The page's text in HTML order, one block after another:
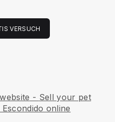
VERSUCH
- Sell your pet
online